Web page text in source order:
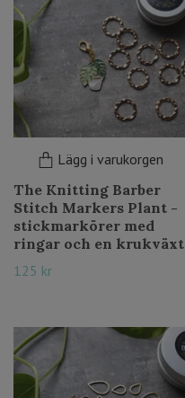
Lägg i varukorgen
The Knitting Barber
Stitch Markers Plant -
stickmarkörer med
ringar och en krukväxt
125 kr